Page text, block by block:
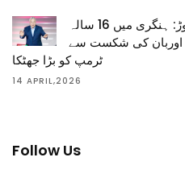
یورپ کی سیاست میں نیا موڑ: ہنگری میں 16 سالہ
اوربان کی شکست سے
ٹرمپ کو بڑا جھٹکا
14 APRIL,2026
Follow Us